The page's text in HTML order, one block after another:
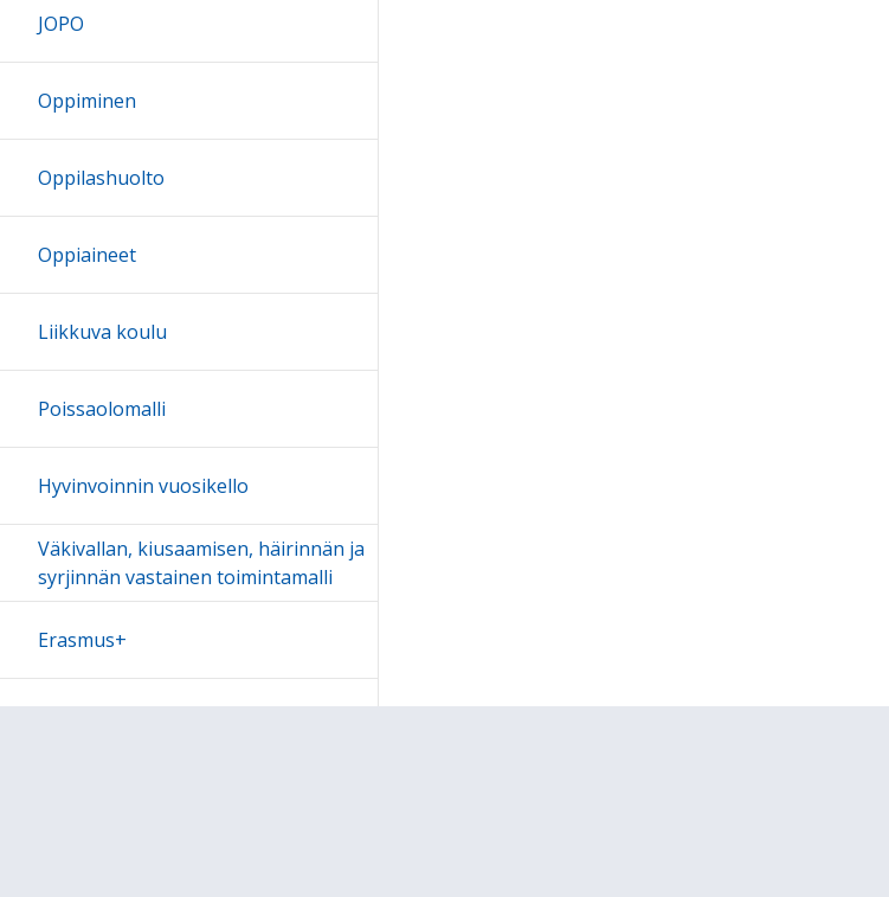
JOPO
Oppiminen
Oppilashuolto
Oppiaineet
Liikkuva koulu
Poissaolomalli
Hyvinvoinnin vuosikello
Väkivallan, kiusaamisen, häirinnän ja
syrjinnän vastainen toimintamalli
Erasmus+